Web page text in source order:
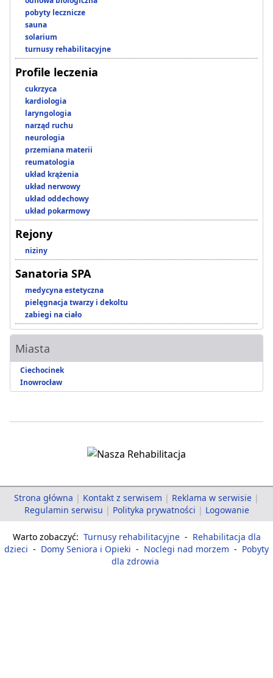
pobyty lecznicze
sauna
solarium
turnusy rehabilitacyjne
Profile leczenia
cukrzyca
kardiologia
laryngologia
narząd ruchu
neurologia
przemiana materii
reumatologia
układ krążenia
układ nerwowy
układ oddechowy
układ pokarmowy
Rejony
niziny
Sanatoria SPA
medycyna estetyczna
pielęgnacja twarzy i dekoltu
zabiegi na ciało
Miasta
Ciechocinek
Inowrocław
Strona główna | Kontakt z serwisem | Reklama w serwisie |
Regulamin serwisu | Polityka prywatności | Logowanie
Warto zobaczyć: Turnusy rehabilitacyjne - Rehabilitacja dla
dzieci - Domy Seniora i Opieki - Noclegi nad morzem - Pobyty
dla zdrowia